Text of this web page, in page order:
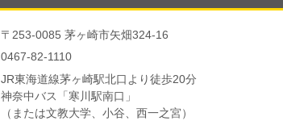
〒253-0085 茅ヶ崎市矢畑324-16
0467-82-1110
JR東海道線茅ヶ崎駅北口より徒歩20分
神奈中バス「寒川駅南口」
（または文教大学、小谷、西一之宮）